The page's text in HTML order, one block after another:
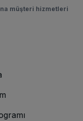
müşteri hizmetleri